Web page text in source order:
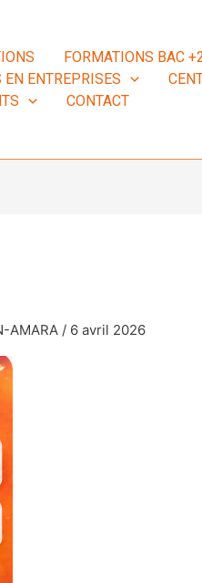
FORMATIONS BAC
ENTREPRISES
CONTACT
AMARA / 6 avril 2026